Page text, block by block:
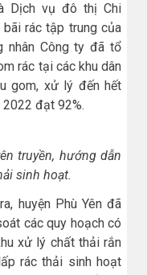
Dịch vụ đô thị Chi
rác tập trung của
nhân Công ty đã tổ
rác tại các khu dân
gom, xử lý đến hết
đạt 92%.
truyền, hướng dẫn
sinh hoạt.
huyện Phù Yên đã
các quy hoạch có
xử lý chất thải rắn
rác thải sinh hoạt